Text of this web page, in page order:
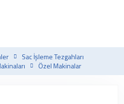
Sac İşleme Tezgahları
Özel Makinalar